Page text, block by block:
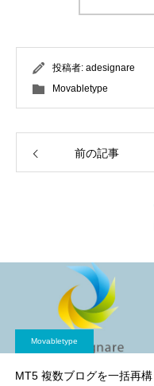
投稿者: adesignare
Movabletype
前の記事
Movabletype
MT5 複数ブログを一括再構